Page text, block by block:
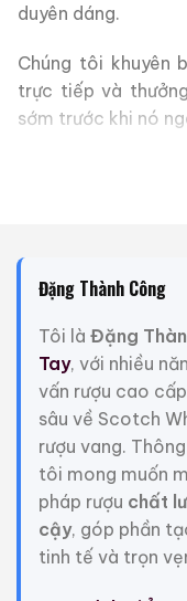
duyên dáng.
Chúng tôi khuyên
trực tiếp và
sớm trước khi nó
Suntory là công ty
công ty thành lập
năm 1923 và bắt
1924. Ngày nay,
cấp lớn nhất và
Giới Thiệu Một
Đặng Thành Công
Tôi là Đặng
Tay, với nhiều
vấn rượu cao
sâu về Scotch
rượu vang.
tôi mong muốn
pháp rượu chất
cậy, góp phần
tinh tế và trọn